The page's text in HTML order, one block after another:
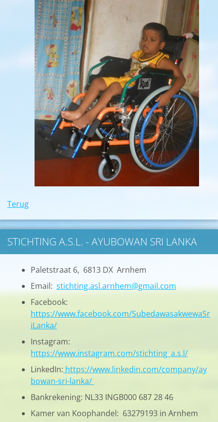
Terug
STICHTING A.S.L. - AYUBOWAN SRI LANKA
Paletstraat 6, 6813 DX Arnhem
Email: stichting.asl.arnhem@gmail.com
Facebook:
https://www.facebook.com/SubedawasakwewaSr
iLanka/
Instagram:
https://www.instagram.com/stichting_a.s.l/
LinkedIn: https://www.linkedin.com/company/ay
bowan-sri-lanka/
Bankrekening: NL33 INGB000 687 28 46
Kamer van Koophandel: 63279193 in Arnhem